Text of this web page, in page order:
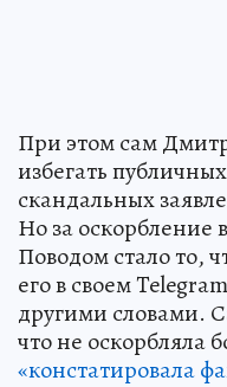
При этом сам
избегать
скандальных
Но за оскорбление
Поводом стало то,
его в своем
другими словами.
что не оскорбляла
«констатировала